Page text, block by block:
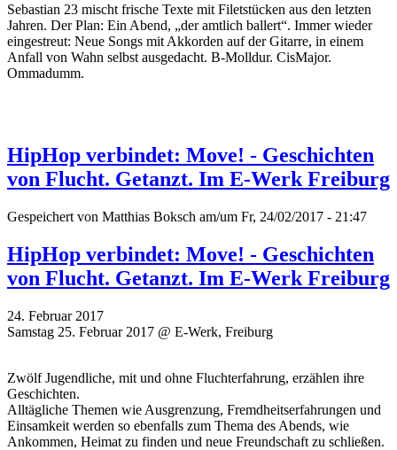
Sebastian 23 mischt frische Texte mit Filetstücken aus den letzten
Jahren. Der Plan: Ein Abend, „der amtlich ballert“. Immer wieder
eingestreut: Neue Songs mit Akkorden auf der Gitarre, in einem
Anfall von Wahn selbst ausgedacht. B-Molldur. CisMajor.
Ommadumm.
HipHop verbindet: Move! - Geschichten
von Flucht. Getanzt. Im E-Werk Freiburg
Gespeichert von Matthias Boksch am/um Fr, 24/02/2017 - 21:47
HipHop verbindet: Move! - Geschichten
von Flucht. Getanzt. Im E-Werk Freiburg
24. Februar 2017
Samstag 25. Februar 2017 @ E-Werk, Freiburg
Zwölf Jugendliche, mit und ohne Fluchterfahrung, erzählen ihre
Geschichten.
Alltägliche Themen wie Ausgrenzung, Fremdheitserfahrungen und
Einsamkeit werden so ebenfalls zum Thema des Abends, wie
Ankommen, Heimat zu finden und neue Freundschaft zu schließen.